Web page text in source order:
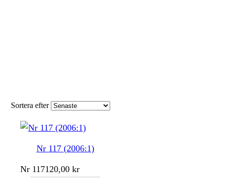
Sortera efter
Nr 117 (2006:1)
Nr 117120,00kr